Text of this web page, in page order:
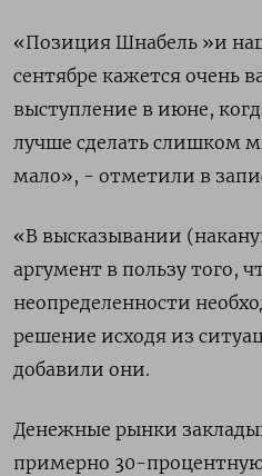
«Позиция Шнабель »и
сентябре кажется очень
выступление в июне,
лучше сделать слишком
мало», - отметили в
«В высказывании
аргумент в пользу того,
неопределенности
решение исходя из
добавили они.
Денежные рынки
примерно 30-